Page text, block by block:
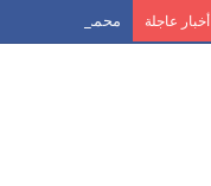
أخبار عاجلة محمد شكر يكتب لـ «30 يوم»: «الكرنك».. أزمة سينما أتلفها الهوى